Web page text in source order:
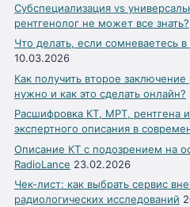
Субспециализация vs
рентгенолог не может все знать?
Что делать, если сомневаетесь
10.03.2026
Как получить второе заключение
нужно и как это сделать онлайн?
Расшифровка КТ, МРТ, рентгена
экспертного описания в
Описание КТ с подозрением на
RadioLance 23.02.2026
Чек-лист: как выбрать сервис
радиологических исследований